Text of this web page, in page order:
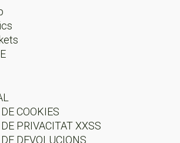
COOKIES
PRIVACITAT XXSS
DEVOLUCIONS